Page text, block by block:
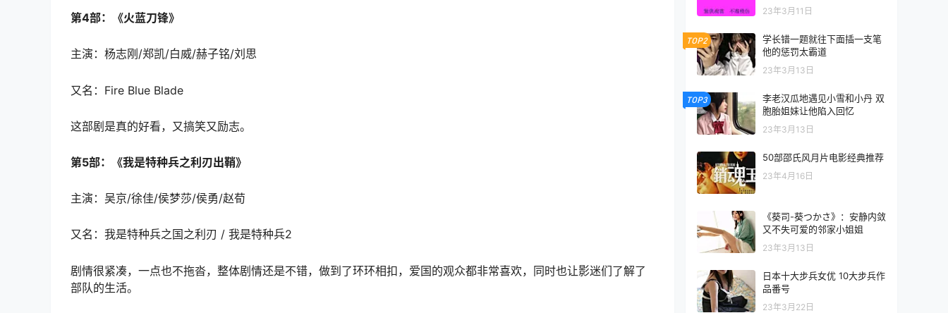
第4部：《火蓝刀锋》
主演：杨志刚/郑凯/白威/赫子铭/刘思
又名：Fire Blue Blade
这部剧是真的好看，又搞笑又励志。
第5部：《我是特种兵之利刃出鞘》
主演：吴京/徐佳/侯梦莎/侯勇/赵荀
又名：我是特种兵之国之利刃 / 我是特种兵2
剧情很紧凑，一点也不拖沓，整体剧情还是不错，做到了环环相扣，爱国的观众都非常喜欢，同时也让影迷们了解了
部队的生活。
23年3月11日
TOP2
学长错一题就往下面插一支笔
他的惩罚太霸道
23年3月13日
TOP3
李老汉瓜地遇见小雪和小丹 双
胞胎姐妹让他陷入回忆
23年3月13日
50部邵氏风月片电影经典推荐
23年4月16日
《葵司-葵つかさ》：安静内敛
又不失可爱的邻家小姐姐
23年3月13日
日本十大步兵女优 10大步兵作
品番号
23年3月22日